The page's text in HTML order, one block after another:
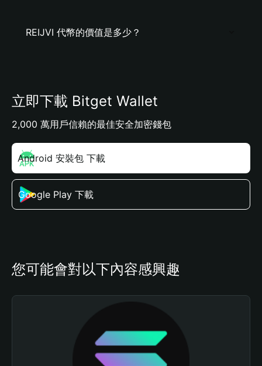
REIJVI 代幣的價值是多少？
立即下載 Bitget Wallet
2,000 萬用戶信賴的最佳安全加密錢包
Android 安裝包 下載
Google Play 下載
您可能會對以下內容感興趣